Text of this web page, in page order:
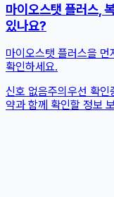
마이오스탯 플러스,
있나요?
마이오스탯 플러스을
확인하세요.
신호 없음주의 우선 확인
약과 함께 확인할 정보 보